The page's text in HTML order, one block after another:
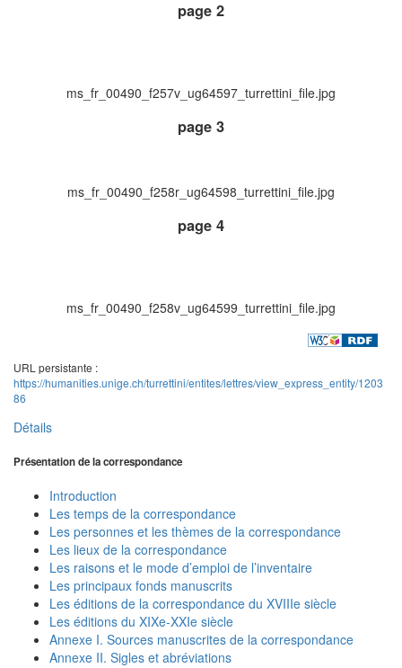
page 2
ms_fr_00490_f257v_ug64597_turrettini_file.jpg
page 3
ms_fr_00490_f258r_ug64598_turrettini_file.jpg
page 4
ms_fr_00490_f258v_ug64599_turrettini_file.jpg
URL persistante :
https://humanities.unige.ch/turrettini/entites/lettres/view_express_entity/1203
86
Détails
Présentation de la correspondance
Introduction
Les temps de la correspondance
Les personnes et les thèmes de la correspondance
Les lieux de la correspondance
Les raisons et le mode d’emploi de l’inventaire
Les principaux fonds manuscrits
Les éditions de la correspondance du XVIIIe siècle
Les éditions du XIXe-XXIe siècle
Annexe I. Sources manuscrites de la correspondance
Annexe II. Sigles et abréviations